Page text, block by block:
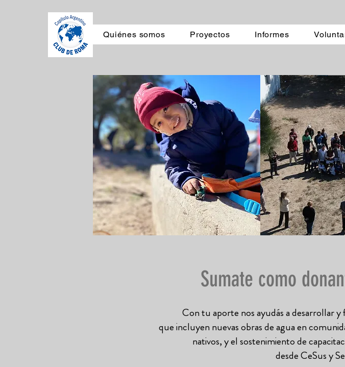
Quiénes somos Proyectos Informes
Sumate como
Con tu aporte nos ayudás a desarrollar
que incluyen nuevas obras de agua en
nativos, y el sostenimiento de
desde CeSus y